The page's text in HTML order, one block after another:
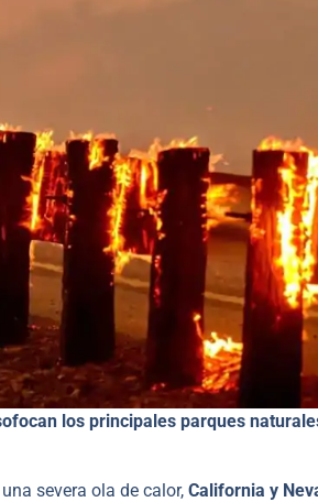
los principales parques
severa ola de calor, California y